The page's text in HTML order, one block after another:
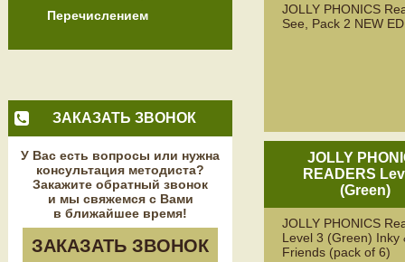
Перечислением
ЗАКАЗАТЬ ЗВОНОК
У Вас есть вопросы или нужна
консультация методиста?
Закажите обратный звонок
и мы свяжемся с Вами
в ближайшее время!
ЗАКАЗАТЬ ЗВОНОК
JOLLY PHONICS
See, Pack 2 NEW
JOLLY
READERS
(Green)
JOLLY PHONICS
Level 3 (Green) Inky
Friends (pack of 6)